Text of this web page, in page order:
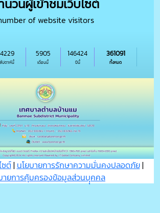
นวนผู้เข้าชมเว็บไซต์
of website visitors
สัปดาห์นี้
4229
เดือนนี้
5905
ปีนี้
146424
ทั้งหมด
361091
ซต์| นโยบายการรักษาความมั่นคงปลอดภัย|
ายการคุ้มครองข้อมูลส่วนบุุคคล